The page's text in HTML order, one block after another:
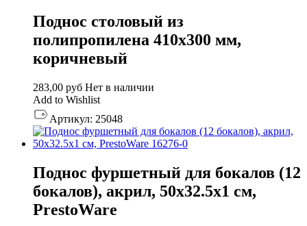
Поднос столовый из
полипропилена 410х300 мм,
коричневый
283,00 руб Нет в наличии
Add to Wishlist
Артикул: 25048
Поднос фуршетный для бокалов (12
бокалов), акрил, 50х32.5х1 см,
PrestoWare